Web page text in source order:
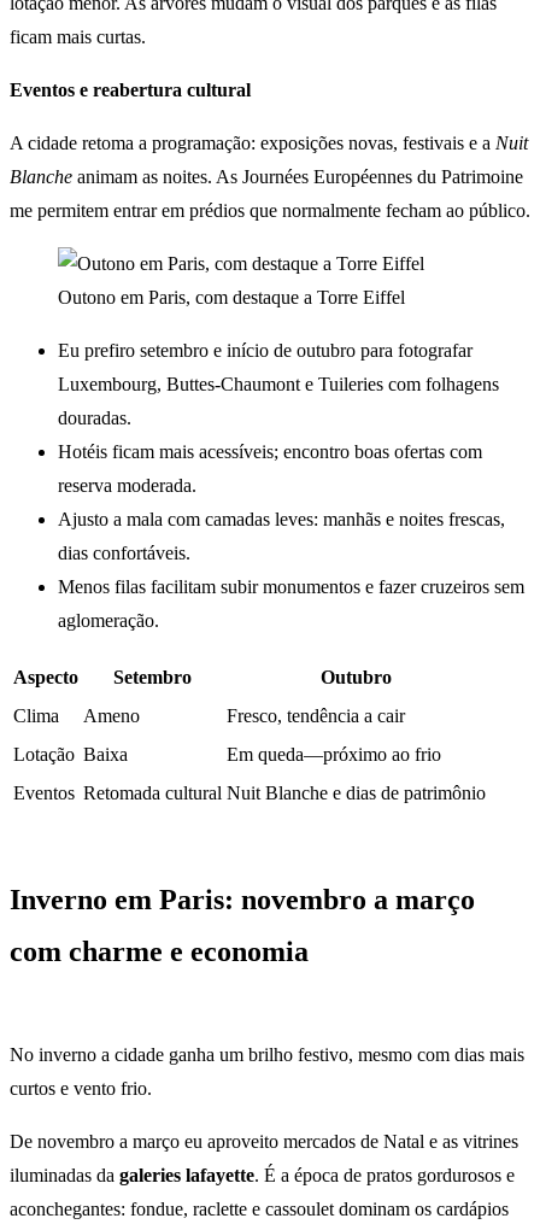
ficam mais curtas.
Eventos e reabertura cultural
A cidade retoma a programação: exposições novas, festivais e a Nuit
Blanche animam as noites. As Journées Européennes du Patrimoine
me permitem entrar em prédios que normalmente fecham ao público.
Outono em Paris, com destaque a Torre Eiffel
Eu prefiro setembro e início de outubro para fotografar
Luxembourg, Buttes-Chaumont e Tuileries com folhagens
douradas.
Hotéis ficam mais acessíveis; encontro boas ofertas com
reserva moderada.
Ajusto a mala com camadas leves: manhãs e noites frescas,
dias confortáveis.
Menos filas facilitam subir monumentos e fazer cruzeiros sem
aglomeração.
Aspecto Setembro
Outubro
Clima
Ameno
Fresco, tendência a cair
Lotação Baixa
Em queda—próximo ao frio
Eventos Retomada cultural Nuit Blanche e dias de patrimônio
Inverno em Paris: novembro a março
com charme e economia
No inverno a cidade ganha um brilho festivo, mesmo com dias mais
curtos e vento frio.
De novembro a março eu aproveito mercados de Natal e as vitrines
iluminadas da galeries lafayette. É a época de pratos gordurosos e
aconchegantes: fondue, raclette e cassoulet dominam os cardápios